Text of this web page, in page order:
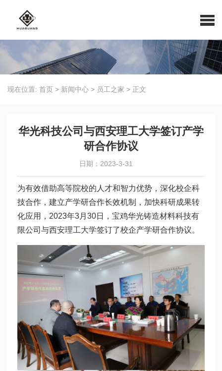
现在位置: 首页 > 新闻中心 > 员工之家 > 正文
华光科技公司与西安理工大学签订产学
研合作协议
日期：2023-3-31
为有效借助高等院校的人才和智力优势，深化校企科
技合作，建立产学研合作长效机制，加快科研成果转
化应用，2023年3月30日，宝鸡华光铸造材料科技有
限公司与西安理工大学签订了校企产学研合作协议。